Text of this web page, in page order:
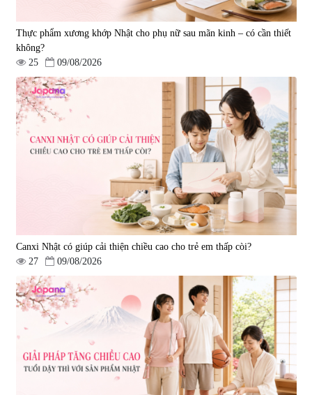
Thực phẩm xương khớp Nhật cho phụ nữ sau mãn kinh – có cần thiết
không?
25
09/08/2026
Canxi Nhật có giúp cải thiện chiều cao cho trẻ em thấp còi?
27
09/08/2026